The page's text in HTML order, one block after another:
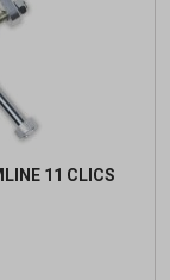
11 CLICS